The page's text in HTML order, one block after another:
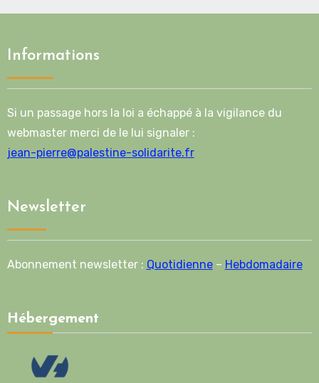
Informations
Si un passage hors la loi a échappé à la vigilance du
webmaster merci de le lui signaler :
jean-pierre@palestine-solidarite.fr
Newsletter
Abonnement newsletter : Quotidienne– Hebdomadaire
Hébergement